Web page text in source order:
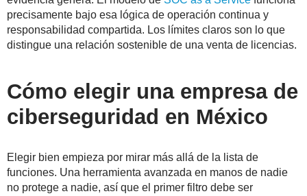
precisamente bajo esa lógica de operación continua y
responsabilidad compartida. Los límites claros son lo que
distingue una relación sostenible de una venta de licencias.
Cómo elegir una empresa de
ciberseguridad en México
Elegir bien empieza por mirar más allá de la lista de
funciones. Una herramienta avanzada en manos de nadie
no protege a nadie, así que el primer filtro debe ser